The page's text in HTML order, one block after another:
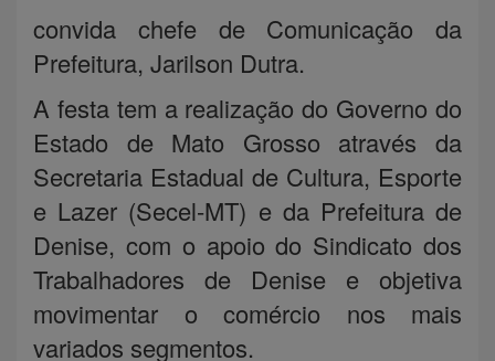
convida chefe de Comunicação da
Prefeitura, Jarilson Dutra.
A festa tem a realização do Governo do
Estado de Mato Grosso através da
Secretaria Estadual de Cultura, Esporte
e Lazer (Secel-MT) e da Prefeitura de
Denise, com o apoio do Sindicato dos
Trabalhadores de Denise e objetiva
movimentar o comércio nos mais
variados segmentos.